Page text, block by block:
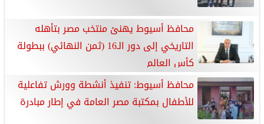
محافظ أسيوط يهنئ منتخب مصر بتأهله
التاريخي إلى دور الـ16 (ثمن النهائي) ببطولة
كأس العالم
محافظ أسيوط: تنفيذ أنشطة وورش تفاعلية
للأطفال بمكتبة مصر العامة في إطار مبادرة